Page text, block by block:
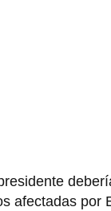
afectadas por